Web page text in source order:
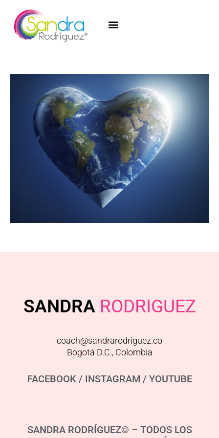
SANDRA RODRIGUEZ
coach@sandrarodriguez.co
Bogotá D.C., Colombia
FACEBOOK/ INSTAGRAM / YOUTUBE
SANDRA RODRÍGUEZ© – TODOS LOS